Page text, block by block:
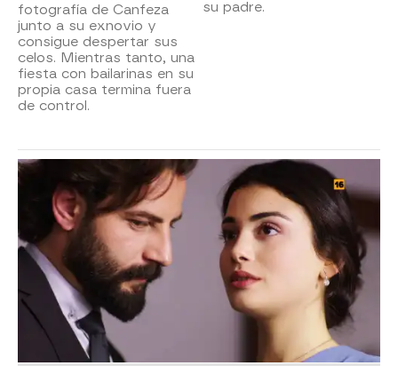
fotografía de Canfeza
junto a su exnovio y
consigue despertar sus
celos. Mientras tanto, una
fiesta con bailarinas en su
propia casa termina fuera
de control.
su padre.